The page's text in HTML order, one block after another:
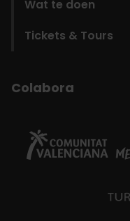
Wat te doen
Tickets & Tours
Colabora